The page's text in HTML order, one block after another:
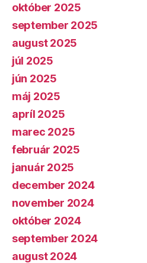
október 2025
september 2025
august 2025
júl 2025
jún 2025
máj 2025
apríl 2025
marec 2025
február 2025
január 2025
december 2024
november 2024
október 2024
september 2024
august 2024